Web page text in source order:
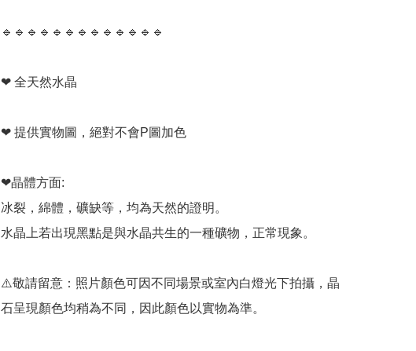
🔹️🔹️🔹️🔹️🔹️🔹️🔹️🔹️🔹️🔹️🔹️🔹️🔹️
❤ 全天然水晶
❤ 提供實物圖，絕對不會P圖加色
❤晶體方面:
冰裂，綿體，礦缺等，均為天然的證明。
水晶上若出現黑點是與水晶共生的一種礦物，正常現象。
⚠️敬請留意：照片顏色可因不同場景或室內白燈光下拍攝，晶
石呈現顏色均稍為不同，因此顏色以實物為準。